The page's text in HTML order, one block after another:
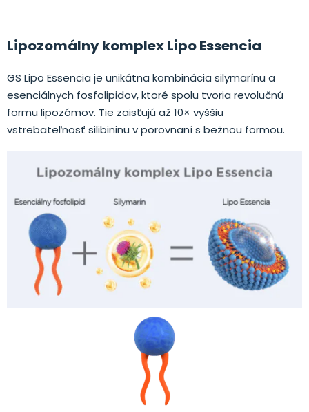
Lipozomálny komplex Lipo Essencia
GS Lipo Essencia je unikátna kombinácia silymarínu a
esenciálnych fosfolipidov, ktoré spolu tvoria revolučnú
formu lipozómov. Tie zaisťujú až 10× vyššiu
vstrebateľnosť silibininu v porovnaní s bežnou formou.